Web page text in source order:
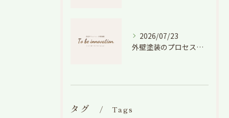
2026/07/23
外壁塗装のプロセスを愛知県でスムーズに進めるための工程と費用徹底解説
タグ Tags